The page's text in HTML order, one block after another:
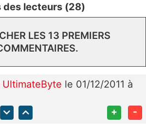
des lecteurs (28)
LES 13 PREMIERS
UltimateByte le 01/12/2011 à
+ -